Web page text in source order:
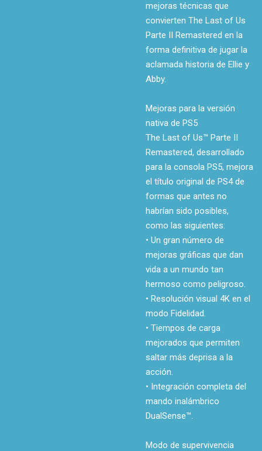
mejoras técnicas que
convierten The Last of Us
Parte II Remastered en la
forma definitiva de jugar la
aclamada historia de Ellie y
Abby.
Mejoras para la versión
nativa de PS5
The Last of Us™ Parte II
Remastered, desarrollado
para la consola PS5, mejora
el título original de PS4 de
formas que antes no
habrían sido posibles,
como las siguientes:
• Un gran número de
mejoras gráficas que dan
vida a un mundo tan
hermoso como peligroso.
• Resolución visual 4K en el
modo Fidelidad.
• Tiempos de carga
mejorados que permiten
saltar más deprisa a la
acción.
• Integración completa del
mando inalámbrico
DualSense™.
Modo de supervivencia